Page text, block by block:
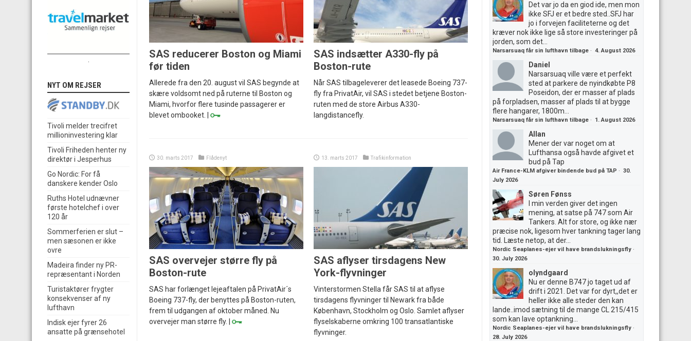
SAS reducerer Boston og Miami
før tiden
Allerede fra den 20. august vil SAS begynde at
skære voldsomt ned på ruterne til Boston og
Miami, hvorfor flere tusinde passagerer er
blevet ombooket. |
SAS indsætter A330-fly på
Boston-rute
Når SAS tilbageleverer det leasede Boeing 737-
fly fra PrivatAir, vil SAS i stedet betjene Boston-
ruten med de store Airbus A330-
langdistancefly.
30. marts 2017 Flådenyt
SAS overvejer større fly på
Boston-rute
SAS har forlænget lejeaftalen på PrivatAir´s
Boeing 737-fly, der benyttes på Boston-ruten,
frem til udgangen af oktober måned. Nu
overvejer man større fly. |
13. marts 2017 Trafikinformation
SAS aflyser tirsdagens New
York-flyvninger
Vinterstormen Stella får SAS til at aflyse
tirsdagens flyvninger til Newark fra både
København, Stockholm og Oslo. Samlet aflyser
flyselskaberne omkring 100 transatlantiske
flyvninger.
NYT OM REJSER
Tivoli melder trecifret
millioninvestering klar
Tivoli Friheden henter ny
direktør i Jesperhus
Go Nordic: For få
danskere kender Oslo
Ruths Hotel udnævner
første hotelchef i over
120 år
Sommerferien er slut –
men sæsonen er ikke
ovre
Madeira finder ny PR-
repræsentant i Norden
Turistaktører frygter
konsekvenser af ny
lufthavn
Indisk ejer fyrer 26
ansatte på grænsehotel
Det var jo da en giod ide, men mon
ikke SFJ er et bedre sted..SFJ har
jo i forvejen faciliteterne og det
kræver nok ikke lige så store investeringer på
jorden, som det...
Narsarsuaq får sin lufthavn tilbage · 4. August 2026
Daniel
Narsarsuaq ville være et perfekt
sted at parkere de nyindkøbte P8
Poseidon, der er masser af plads
på forpladsen, masser af plads til at bygge
flere hangarer, 1800m...
Narsarsuaq får sin lufthavn tilbage · 1. August 2026
Allan
Mener der var noget om at
Lufthansa også havde afgivet et
bud på Tap
Air France-KLM afgiver bindende bud på TAP · 30.
July 2026
Søren Fønss
I min verden giver det ingen
mening, at satse på 747 som Air
Tankers. Alt for store, og ikke nær
præcise nok, ligesom hver tankning tager lang
tid. Læste netop, at der...
Nordic Seaplanes-ejer vil have brandslukningsfly ·
30. July 2026
olyndgaard
Nu er denne B747 jo taget ud af
drift i 2021. Det var for dyrt,,det er
heller ikke alle steder den kan
lande..imod sætning til de mange CL 215/415
som kan lave optankning...
Nordic Seaplanes-ejer vil have brandslukningsfly ·
28. July 2026